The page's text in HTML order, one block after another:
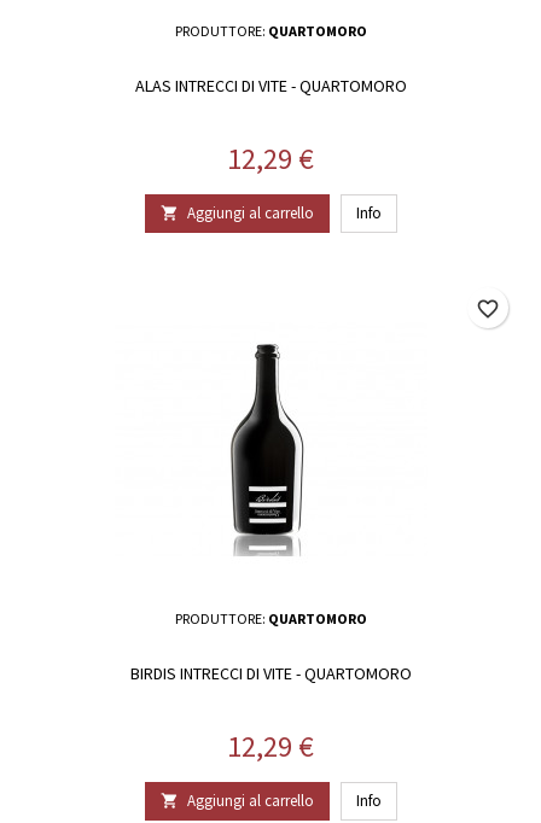
PRODUTTORE: QUARTOMORO
ALAS INTRECCI DI VITE - QUARTOMORO
Prezzo
12,29 €
 Aggiungi al carrello Info
PRODUTTORE: QUARTOMORO
BIRDIS INTRECCI DI VITE - QUARTOMORO
Prezzo
12,29 €
 Aggiungi al carrello Info
favorite_border